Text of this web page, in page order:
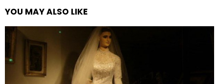
YOU MAY ALSO LIKE